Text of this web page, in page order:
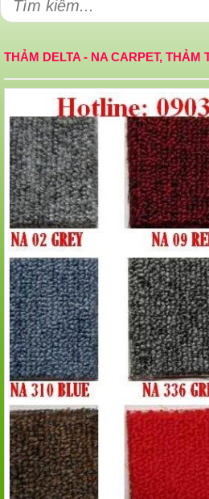
THẢM DELTA - NA CARPET, THẢM